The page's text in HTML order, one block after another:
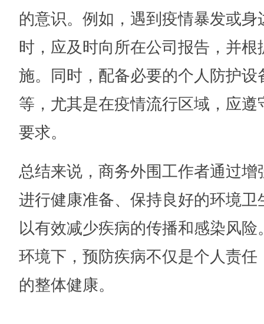
的意识。例如，遇到疫情暴发或
时，应及时向所在公司报告，并
施。同时，配备必要的个人防护
等，尤其是在疫情流行区域，应
要求。
总结来说，商务外围工作者通过
进行健康准备、保持良好的环境
以有效减少疾病的传播和感染风
环境下，预防疾病不仅是个人责
的整体健康。